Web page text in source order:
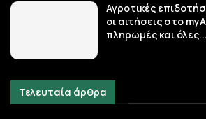
Αγροτικές
οι αιτήσεις στο
πληρωμές και όλες...
Τελευταία άρθρα